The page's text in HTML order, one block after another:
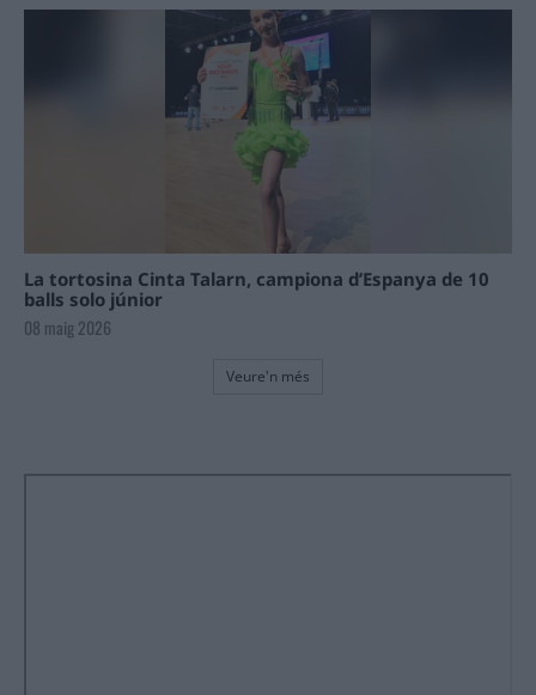
La tortosina Cinta Talarn, campiona d’Espanya de 10
balls solo júnior
08 maig 2026
Veure'n més